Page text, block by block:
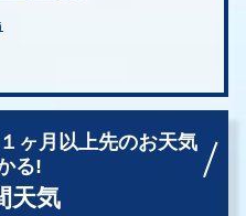
１ヶ月以上先のお天気
る!
天気